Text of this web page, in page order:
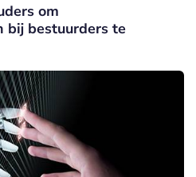
om
bij bestuurders te